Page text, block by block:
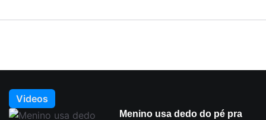
Videos
Menino usa dedo do pé pra